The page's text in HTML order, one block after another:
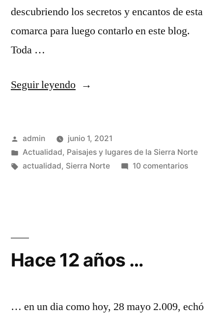
descubriendo los secretos y encantos de esta
comarca para luego contarlo en este blog.
Toda …
Seguir leyendo«Despedida,
cierre»
Publicado
por
admin
junio 1, 2021
Publicado
en
Actualidad, Paisajes y lugares de la Sierra Norte
Etiquetas:
actualidad, Sierra Norte 10 comentariosen
Hace 12 años …
… en un dia como hoy, 28 mayo 2.009, echó